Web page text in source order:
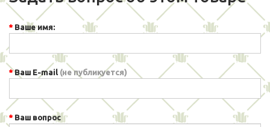
Ваше имя:
Ваш E-mail (не публикуется)
Ваш вопрос